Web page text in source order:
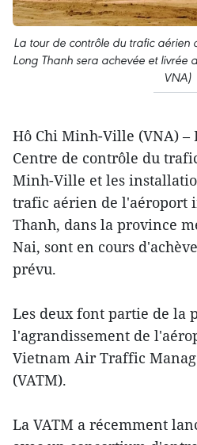
La tour de contrôle du trafic
Long Thanh sera achevée et livrée
VNA)
Hô Chi Minh-Ville (VNA) –
Centre de contrôle du
Minh-Ville et les
trafic aérien de l'aéroport
Thanh, dans la province
Nai, sont en cours
prévu.
Les deux font partie de la
l'agrandissement de
Vietnam Air Traffic
(VATM).
La VATM a récemment